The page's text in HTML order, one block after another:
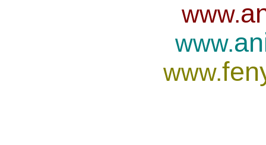
www.
www.
www.